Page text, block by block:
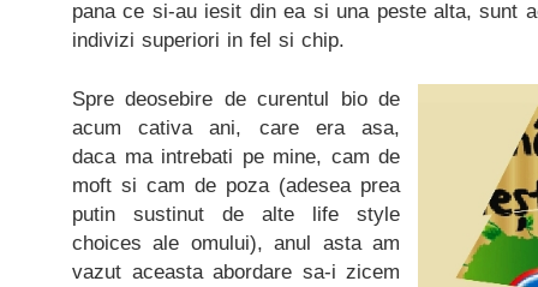
pana ce si-au iesit din ea si una peste alta, sunt
indivizi superiori in fel si chip.
Spre deosebire de curentul bio de
acum cativa ani, care era asa,
daca ma intrebati pe mine, cam de
moft si cam de poza (adesea prea
putin sustinut de alte life style
choices ale omului), anul asta am
vazut aceasta abordare sa-i zicem